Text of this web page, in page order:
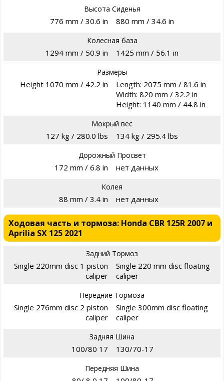
Высота Сиденья
776 mm / 30.6 in 880 mm / 34.6 in
Колесная база
1294 mm / 50.9 in 1425 mm / 56.1 in
Размеры
Height 1070 mm / 42.2 in
Length: 2075 mm / 81.6 in
Width: 820 mm / 32.2 in
Height: 1140 mm / 44.8 in
Мокрый вес
127 kg / 280.0 lbs 134 kg / 295.4 lbs
Дорожный Просвет
172 mm / 6.8 in нет данных
Колея
88 mm / 3.4 in нет данных
Ходовая часть и тормоза: Honda CBR 125R 2007 и
Aprilia SX 125 2021
Задний Тормоз
Single 220mm disc 1 piston
caliper
Single 220 mm disc floating
caliper
Передние Тормоза
Single 276mm disc 2 piston
caliper
Single 300mm disc floating
caliper
Задняя Шина
100/80 17 130/70-17
Передняя Шина